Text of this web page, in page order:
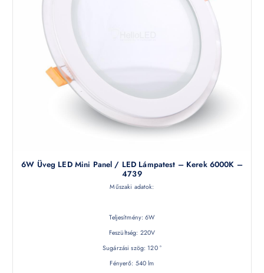
6W Üveg LED Mini Panel / LED Lámpatest – Kerek 6000K –
4739
Műszaki adatok:
Teljesítmény: 6W
Feszültség: 220V
Sugárzási szög: 120 °
Fényerő: 540 lm